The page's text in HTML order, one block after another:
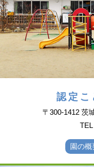
認定こ
〒300-1412 茨
園の概